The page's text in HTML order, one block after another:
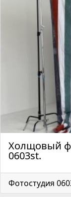
Холщовый
0603st.
Фотостудия